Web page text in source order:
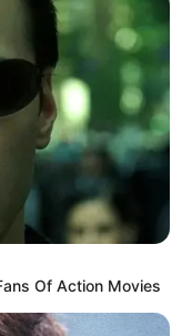
Of Action Movies